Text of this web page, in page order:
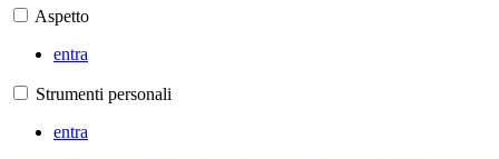
Aspetto
entra
Strumenti personali
entra